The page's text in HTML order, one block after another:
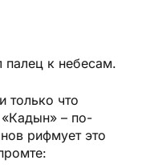
палец к небесам.
только что
– по-
рифмует это